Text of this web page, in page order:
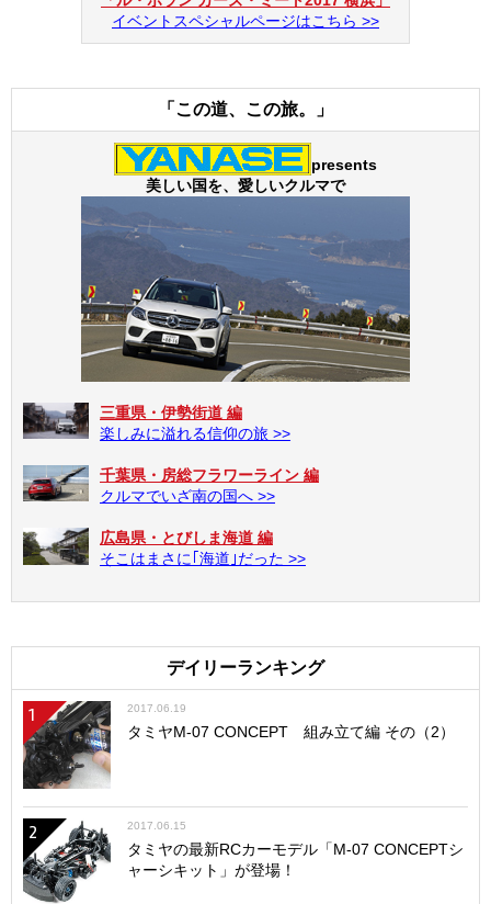
イベントスペシャルページはこちら >>
「この道、この旅。」
presents
美しい国を、愛しいクルマで
三重県・伊勢街道 編
楽しみに溢れる信仰の旅 >>
千葉県・房総フラワーライン 編
クルマでいざ南の国へ >>
広島県・とびしま海道 編
そこはまさに｢海道｣だった >>
デイリーランキング
1 2017.06.19
タミヤM-07 CONCEPT 組み立て編 その（2）
2 2017.06.15
タミヤの最新RCカーモデル「M-07 CONCEPTシ
ャーシキット」が登場！